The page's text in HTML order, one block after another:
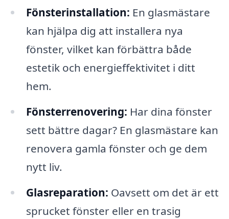
Fönsterinstallation: En glasmästare
kan hjälpa dig att installera nya
fönster, vilket kan förbättra både
estetik och energieffektivitet i ditt
hem.
Fönsterrenovering: Har dina fönster
sett bättre dagar? En glasmästare kan
renovera gamla fönster och ge dem
nytt liv.
Glasreparation: Oavsett om det är ett
sprucket fönster eller en trasig